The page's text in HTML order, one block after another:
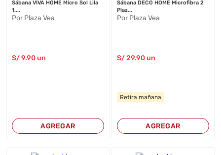
Sábana VIVA HOME Micro Sol Lila
1....
Por Plaza Vea
S/9.90 un
AGREGAR
Sábana DECO HOME Microfibra 2
Plaz...
Por Plaza Vea
S/29.90un
Retira mañana
AGREGAR